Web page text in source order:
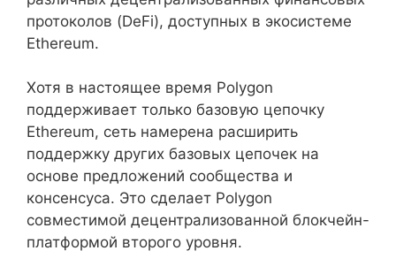
протоколов (DeFi), доступных в экосистеме
Ethereum.
Хотя в настоящее время Polygon
поддерживает только базовую цепочку
Ethereum, сеть намерена расширить
поддержку других базовых цепочек на
основе предложений сообщества и
консенсуса. Это сделает Polygon
совместимой децентрализованной блокчейн-
платформой второго уровня.